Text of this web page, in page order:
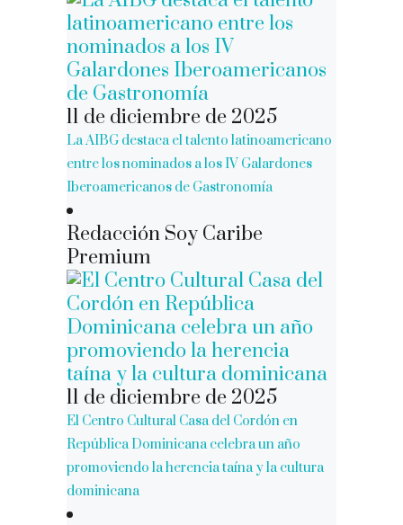
11 de diciembre de 2025
La AIBG destaca el talento latinoamericano
entre los nominados a los IV Galardones
Iberoamericanos de Gastronomía
Redacción Soy Caribe
Premium
11 de diciembre de 2025
El Centro Cultural Casa del Cordón en
República Dominicana celebra un año
promoviendo la herencia taína y la cultura
dominicana